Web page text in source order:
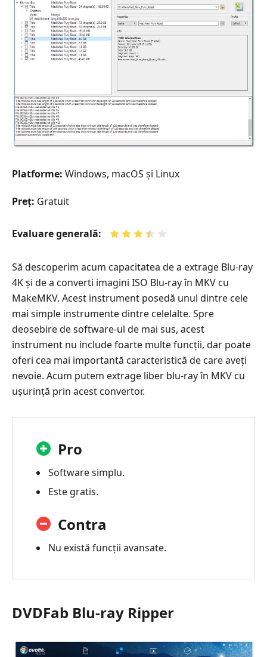
Platforme: Windows, macOS și Linux
Preț: Gratuit
Evaluare generală:
Să descoperim acum capacitatea de a extrage Blu-ray
4K și de a converti imagini ISO Blu-ray în MKV cu
MakeMKV. Acest instrument posedă unul dintre cele
mai simple instrumente dintre celelalte. Spre
deosebire de software-ul de mai sus, acest
instrument nu include foarte multe funcții, dar poate
oferi cea mai importantă caracteristică de care aveți
nevoie. Acum putem extrage liber blu-ray în MKV cu
ușurință prin acest convertor.
Pro
Software simplu.
Este gratis.
Contra
Nu există funcții avansate.
DVDFab Blu-ray Ripper